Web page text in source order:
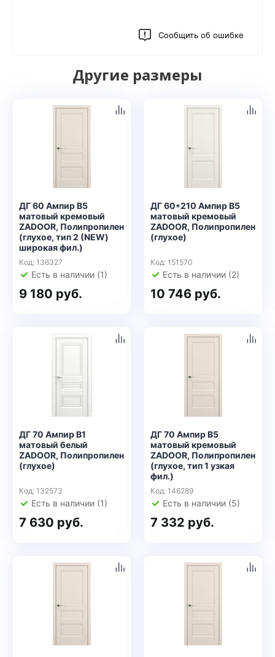
Сообщить об ошибке
Другие размеры
ДГ 60 Ампир В5
матовый кремовый
ZADOOR, Полипропилен
(глухое, тип 2 (NEW)
широкая фил.)
Код: 136327
Есть в наличии (1)
9 180 руб.
ДГ 60*210 Ампир В5
матовый кремовый
ZADOOR, Полипропилен
(глухое)
Код: 151570
Есть в наличии (2)
10 746 руб.
ДГ 70 Ампир В1
матовый белый
ZADOOR, Полипропилен
(глухое)
Код: 132573
Есть в наличии (1)
7 630 руб.
ДГ 70 Ампир В5
матовый кремовый
ZADOOR, Полипропилен
(глухое, тип 1 узкая
фил.)
Код: 146289
Есть в наличии (5)
7 332 руб.